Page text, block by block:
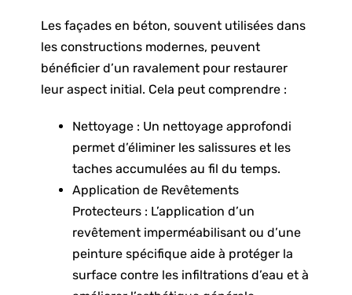
Les façades en béton, souvent utilisées dans
les constructions modernes, peuvent
bénéficier d’un ravalement pour restaurer
leur aspect initial. Cela peut comprendre :
Nettoyage : Un nettoyage approfondi
permet d’éliminer les salissures et les
taches accumulées au fil du temps.
Application de Revêtements
Protecteurs : L’application d’un
revêtement imperméabilisant ou d’une
peinture spécifique aide à protéger la
surface contre les infiltrations d’eau et à